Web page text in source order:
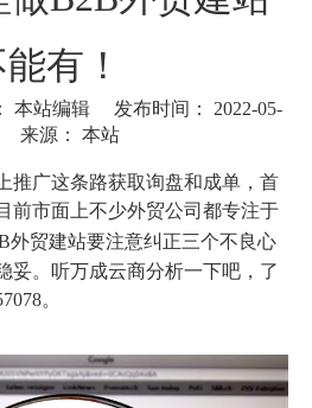
有！
本站编辑 发布时间： 2022-05-
来源： 本站
推广这条路获取询盘和成单，首
前市面上不少外贸公司都专注于
外贸建站要注意纠正三个不良心
妥。听万成云商分析一下吧，了
。